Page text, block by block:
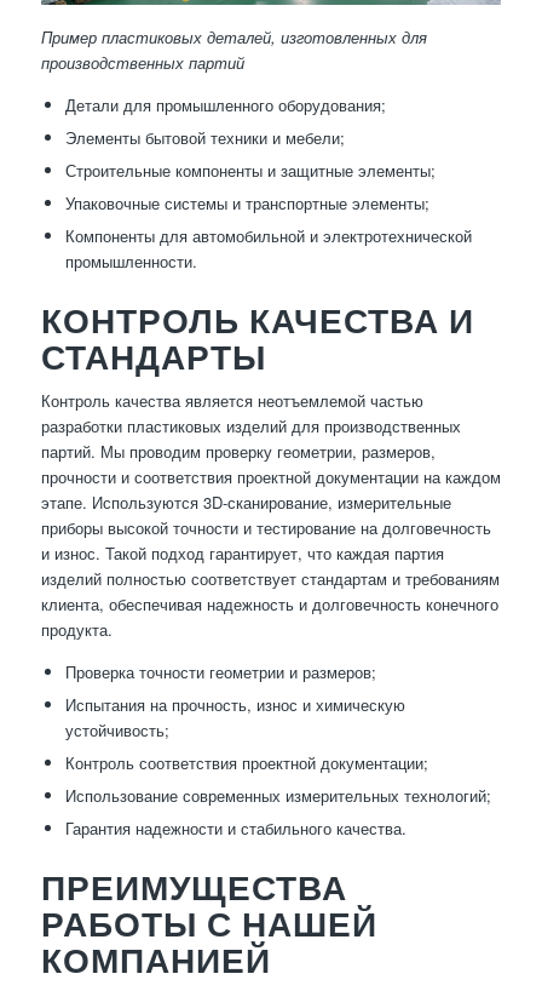
Пример пластиковых деталей, изготовленных для
производственных партий
Детали для промышленного оборудования;
Элементы бытовой техники и мебели;
Строительные компоненты и защитные элементы;
Упаковочные системы и транспортные элементы;
Компоненты для автомобильной и электротехнической
промышленности.
КОНТРОЛЬ КАЧЕСТВА И
СТАНДАРТЫ
Контроль качества является неотъемлемой частью
разработки пластиковых изделий для производственных
партий. Мы проводим проверку геометрии, размеров,
прочности и соответствия проектной документации на каждом
этапе. Используются 3D-сканирование, измерительные
приборы высокой точности и тестирование на долговечность
и износ. Такой подход гарантирует, что каждая партия
изделий полностью соответствует стандартам и требованиям
клиента, обеспечивая надежность и долговечность конечного
продукта.
Проверка точности геометрии и размеров;
Испытания на прочность, износ и химическую
устойчивость;
Контроль соответствия проектной документации;
Использование современных измерительных технологий;
Гарантия надежности и стабильного качества.
ПРЕИМУЩЕСТВА
РАБОТЫ С НАШЕЙ
КОМПАНИЕЙ